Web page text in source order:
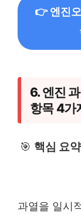
👉 엔진
6. 엔진
항목 4가
🎯 핵심 요약
과열을 일시